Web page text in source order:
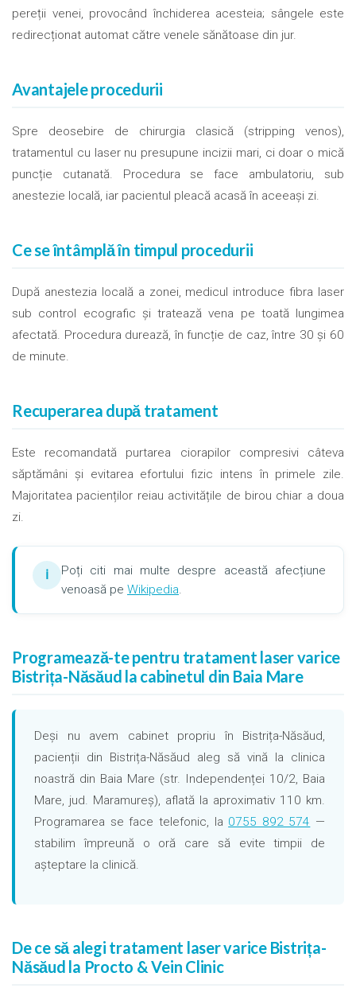
pereții venei, provocând închiderea acesteia; sângele este
redirecționat automat către venele sănătoase din jur.
Avantajele procedurii
Spre deosebire de chirurgia clasică (stripping venos),
tratamentul cu laser nu presupune incizii mari, ci doar o mică
puncție cutanată. Procedura se face ambulatoriu, sub
anestezie locală, iar pacientul pleacă acasă în aceeași zi.
Ce se întâmplă în timpul procedurii
După anestezia locală a zonei, medicul introduce fibra laser
sub control ecografic și tratează vena pe toată lungimea
afectată. Procedura durează, în funcție de caz, între 30 și 60
de minute.
Recuperarea după tratament
Este recomandată purtarea ciorapilor compresivi câteva
săptămâni și evitarea efortului fizic intens în primele zile.
Majoritatea pacienților reiau activitățile de birou chiar a doua
zi.
ℹ
Poți citi mai multe despre această afecțiune
venoasă pe Wikipedia.
Programează-te pentru tratament laser varice
Bistrița-Năsăud la cabinetul din Baia Mare
Deși nu avem cabinet propriu în Bistrița-Năsăud,
pacienții din Bistrița-Năsăud aleg să vină la clinica
noastră din Baia Mare (str. Independenței 10/2, Baia
Mare, jud. Maramureș), aflată la aproximativ 110 km.
Programarea se face telefonic, la 0755 892 574 —
stabilim împreună o oră care să evite timpii de
așteptare la clinică.
De ce să alegi tratament laser varice Bistrița-
Năsăud la Procto & Vein Clinic